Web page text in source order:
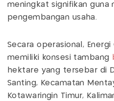
meningkat signifikan guna
pengembangan usaha.
Secara operasional, Energi
memiliki konsesi tambang
hektare yang tersebar di
Santing, Kecamatan
Kotawaringin Timur,